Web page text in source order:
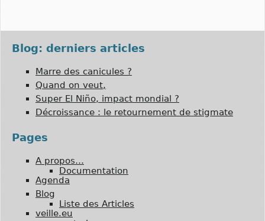
Blog: derniers articles
Marre des canicules ?
Quand on veut,
Super El Niño, impact mondial ?
Décroissance : le retournement de stigmate
Pages
A propos…
Documentation
Agenda
Blog
Liste des Articles
veille.eu